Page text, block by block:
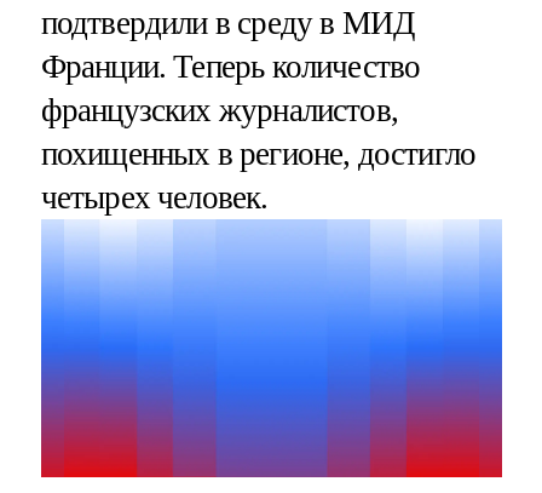
подтвердили в среду в МИД
Франции. Теперь количество
французских журналистов,
похищенных в регионе, достигло
четырех человек.